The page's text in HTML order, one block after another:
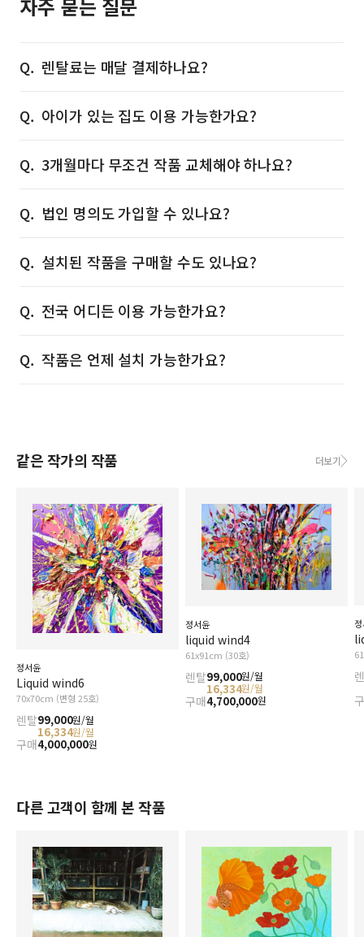
자주 묻는 질문
렌탈료는 매달 결제하나요?
아이가 있는 집도 이용 가능한가요?
3개월마다 무조건 작품 교체해야 하나요?
법인 명의도 가입할 수 있나요?
설치된 작품을 구매할 수도 있나요?
전국 어디든 이용 가능한가요?
작품은 언제 설치 가능한가요?
같은 작가의 작품 더보기
정서윤
Liquid wind6
70x70cm (변형 25호)
렌탈99,000원/월
16,334원/월
구매4,000,000원
정서윤
liquid wind4
61x91cm (30호)
렌탈99,000원/월
16,334원/월
구매4,700,000원
다른 고객이 함께 본 작품